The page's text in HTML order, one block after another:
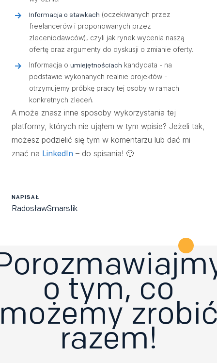
Informacja o stawkach (oczekiwanych przez
freelancerów i proponowanych przez
zleceniodawców), czyli jak rynek wycenia naszą
ofertę oraz argumenty do dyskusji o zmianie oferty.
Informacja o umiejętnościach kandydata - na
podstawie wykonanych realnie projektów -
otrzymujemy próbkę pracy tej osoby w ramach
konkretnych zleceń.
A może znasz inne sposoby wykorzystania tej
platformy, których nie ująłem w tym wpisie? Jeżeli tak,
możesz podzielić się tym w komentarzu lub dać mi
znać na LinkedIn – do spisania! 🙂
NAPISAŁ
RadosławSmarslik
o tym, co
razem!